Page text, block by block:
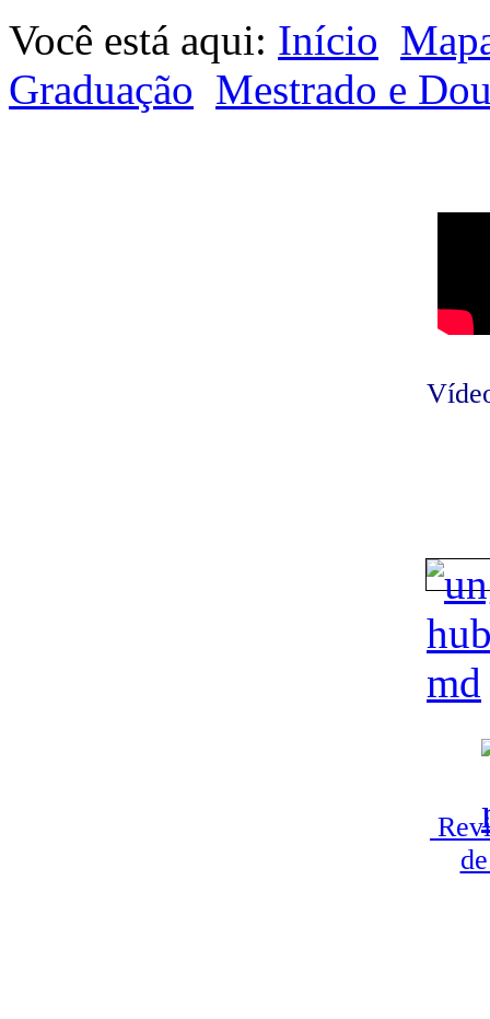
Você está aqui: Início
Graduação Mestrado e